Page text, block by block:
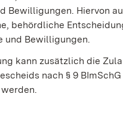
Bewilligungen. Hiervon
behördliche
und Bewilligungen.
kann zusätzlich die
nach § 9